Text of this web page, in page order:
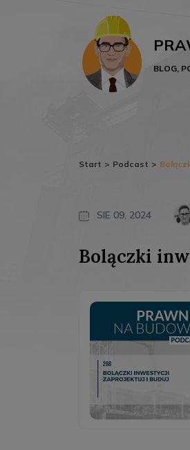
BLOG,
Start > Podcast >
SIE 09, 2024
Bolączki